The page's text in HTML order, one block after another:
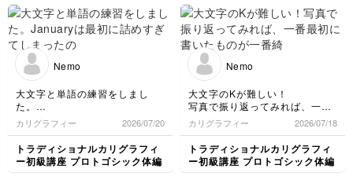
Nemo
大文字と単語の練習をしまし
た。
Januaryは最初に詰めすぎてし
まったので、そのままやや詰め
たスペーシングで書きました。
minimum書くの楽しい😊
カリグラフィー 2026/07/20
トラディショナルカリグラフィ
ー初級講座 プロトゴシック体編
Nemo
大文字のKが難しい！
写真で振り返ってみれば、一番
最初に書いたものが一番綺麗😅
お手本と違うところを書き出し
てみたので、明日はKとLをしっ
かり練習して、単語も書いてい
きたいです。
カリグラフィー 2026/07/18
トラディショナルカリグラフィ
ー初級講座 プロトゴシック体編